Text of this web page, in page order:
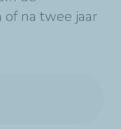
na twee jaar